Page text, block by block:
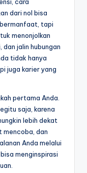
dari nol bisa
tapi
menonjolkan
jalin hubungan
tidak hanya
juga karier yang
pertama Anda.
saja, karena
lebih dekat
mencoba, dan
Anda melalui
menginspirasi